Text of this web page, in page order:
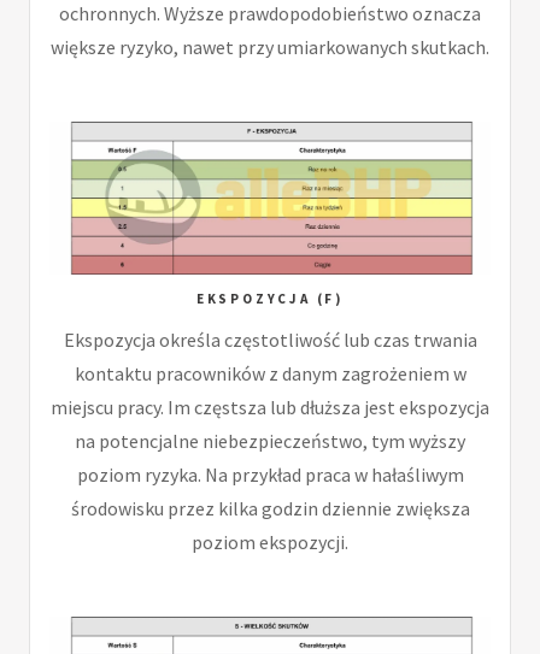
ochronnych. Wyższe prawdopodobieństwo oznacza
większe ryzyko, nawet przy umiarkowanych skutkach.
EKSPOZYCJA (F)
Ekspozycja określa częstotliwość lub czas trwania
kontaktu pracowników z danym zagrożeniem w
miejscu pracy. Im częstsza lub dłuższa jest ekspozycja
na potencjalne niebezpieczeństwo, tym wyższy
poziom ryzyka. Na przykład praca w hałaśliwym
środowisku przez kilka godzin dziennie zwiększa
poziom ekspozycji.